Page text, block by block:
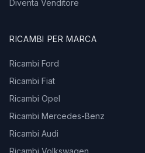
Diventa Venditore
RICAMBI PER MARCA
Ricambi Ford
Ricambi Fiat
Ricambi Opel
Ricambi Mercedes-Benz
Ricambi Audi
Ricambi Volkswagen